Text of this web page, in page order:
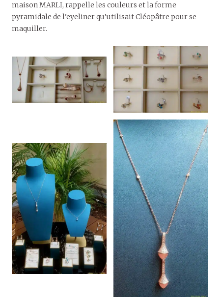
maison MARLI, rappelle les couleurs et la forme
pyramidale de l’eyeliner qu’utilisait Cléopâtre pour se
maquiller.